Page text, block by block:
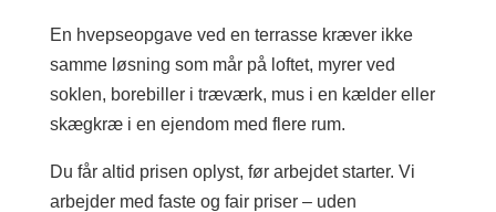
En hvepseopgave ved en terrasse kræver ikke
samme løsning som mår på loftet, myrer ved
soklen, borebiller i træværk, mus i en kælder eller
skægkræ i en ejendom med flere rum.
Du får altid prisen oplyst, før arbejdet starter. Vi
arbejder med faste og fair priser – uden